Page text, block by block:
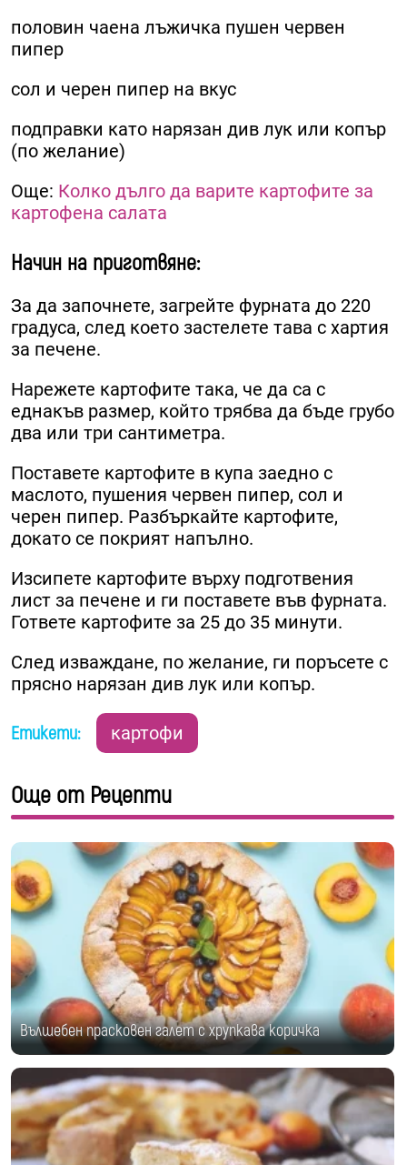
половин чаена лъжичка пушен червен
пипер
сол и черен пипер на вкус
подправки като нарязан див лук или копър
(по желание)
Още: Колко дълго да варите картофите за
картофена салата
Начин на приготвяне:
За да започнете, загрейте фурната до 220
градуса, след което застелете тава с хартия
за печене.
Нарежете картофите така, че да са с
еднакъв размер, който трябва да бъде грубо
два или три сантиметра.
Поставете картофите в купа заедно с
маслото, пушения червен пипер, сол и
черен пипер. Разбъркайте картофите,
докато се покрият напълно.
Изсипете картофите върху подготвения
лист за печене и ги поставете във фурната.
Гответе картофите за 25 до 35 минути.
След изваждане, по желание, ги поръсете с
прясно нарязан див лук или копър.
Етикети: картофи
Още от Рецепти
Вълшебен прасковен галет с хрупкава коричка